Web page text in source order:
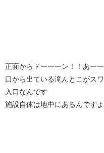
正面からドーーーン！！あー
口から出ている滝んとこがス
入口なんです
施設自体は地中にあるんですよ